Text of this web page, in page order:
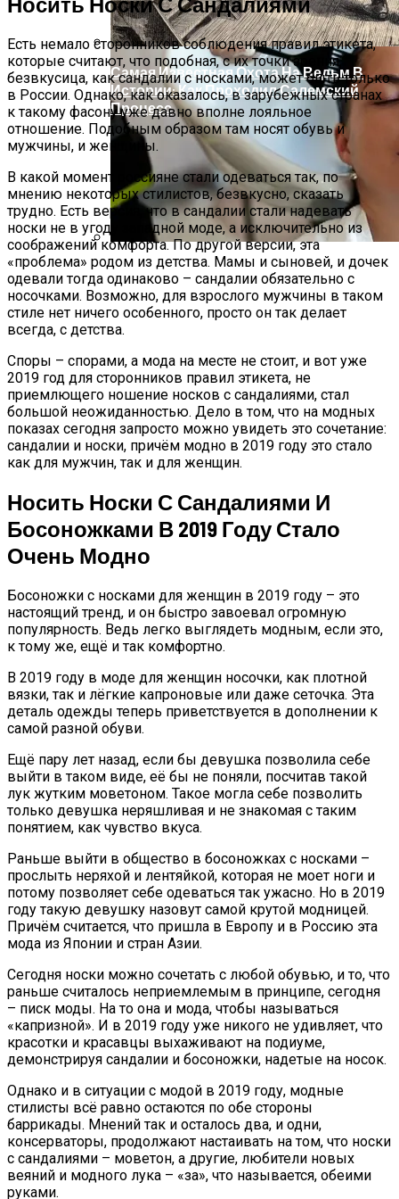
Лунный Календарь Окрашивания
Волос На Октябрь 2025 Года
Самая Известная Охота На Ведьм В
Истории: Как Проходил Салемский
Процесс
Есть немало сторонников соблюдения правил этикета,
которые считают, что подобная, с их точки зрения,
безвкусица, как сандалии с носками, может быть только
в России. Однако, как оказалось, в зарубежных странах
к такому фасону уже давно вполне лояльное
отношение. Подобным образом там носят обувь и
мужчины, и женщины.
В какой момент россияне стали одеваться так, по
мнению некоторых стилистов, безвкусно, сказать
трудно. Есть версия, что в сандалии стали надевать
носки не в угоду западной моде, а исключительно из
соображений комфорта. По другой версии, эта
«проблема» родом из детства. Мамы и сыновей, и дочек
одевали тогда одинаково – сандалии обязательно с
носочками. Возможно, для взрослого мужчины в таком
стиле нет ничего особенного, просто он так делает
всегда, с детства.
Споры – спорами, а мода на месте не стоит, и вот уже
2019 год для сторонников правил этикета, не
приемлющего ношение носков с сандалиями, стал
большой неожиданностью. Дело в том, что на модных
показах сегодня запросто можно увидеть это сочетание:
сандалии и носки, причём модно в 2019 году это стало
как для мужчин, так и для женщин.
Носить Носки С Сандалиями И
Босоножками В 2019 Году Стало
Очень Модно
Босоножки с носками для женщин в 2019 году – это
настоящий тренд, и он быстро завоевал огромную
популярность. Ведь легко выглядеть модным, если это,
к тому же, ещё и так комфортно.
В 2019 году в моде для женщин носочки, как плотной
вязки, так и лёгкие капроновые или даже сеточка. Эта
деталь одежды теперь приветствуется в дополнении к
самой разной обуви.
Ещё пару лет назад, если бы девушка позволила себе
выйти в таком виде, её бы не поняли, посчитав такой
лук жутким моветоном. Такое могла себе позволить
только девушка неряшливая и не знакомая с таким
понятием, как чувство вкуса.
Раньше выйти в общество в босоножках с носками –
прослыть неряхой и лентяйкой, которая не моет ноги и
потому позволяет себе одеваться так ужасно. Но в 2019
году такую девушку назовут самой крутой модницей.
Причём считается, что пришла в Европу и в Россию эта
мода из Японии и стран Азии.
Сегодня носки можно сочетать с любой обувью, и то, что
раньше считалось неприемлемым в принципе, сегодня
– писк моды. На то она и мода, чтобы называться
«капризной». И в 2019 году уже никого не удивляет, что
красотки и красавцы выхаживают на подиуме,
демонстрируя сандалии и босоножки, надетые на носок.
Однако и в ситуации с модой в 2019 году, модные
стилисты всё равно остаются по обе стороны
баррикады. Мнений так и осталось два, и одни,
консерваторы, продолжают настаивать на том, что носки
с сандалиями – моветон, а другие, любители новых
веяний и модного лука – «за», что называется, обеими
руками.